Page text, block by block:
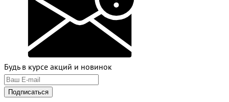
Будь в курсе акций и новинок
Подписаться